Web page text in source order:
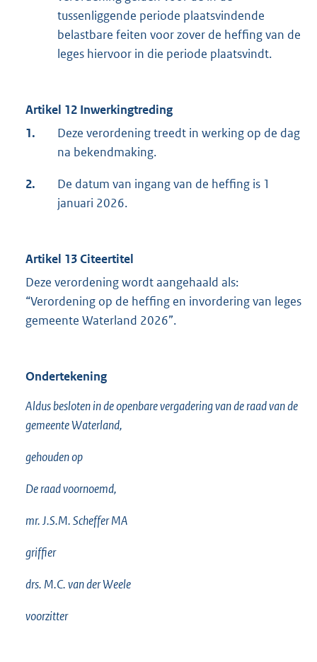
tussenliggende periode plaatsvindende
belastbare feiten voor zover de heffing van de
leges hiervoor in die periode plaatsvindt.
Artikel 12 Inwerkingtreding
1.
Deze verordening treedt in werking op de dag
na bekendmaking.
2.
De datum van ingang van de heffing is 1
januari 2026.
Artikel 13 Citeertitel
Deze verordening wordt aangehaald als:
“Verordening op de heffing en invordering van leges
gemeente Waterland 2026”.
Ondertekening
Aldus besloten in de openbare vergadering van de raad van de
gemeente Waterland,
gehouden op
De raad voornoemd,
mr. J.S.M. Scheffer MA
griffier
drs. M.C. van der Weele
voorzitter